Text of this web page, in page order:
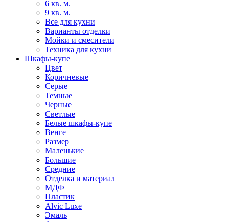
6 кв. м.
9 кв. м.
Все для кухни
Варианты отделки
Мойки и смесители
Техника для кухни
Шкафы-купе
Цвет
Коричневые
Серые
Темные
Черные
Светлые
Белые шкафы-купе
Венге
Размер
Маленькие
Большие
Средние
Отделка и материал
МДФ
Пластик
Alvic Luxe
Эмаль